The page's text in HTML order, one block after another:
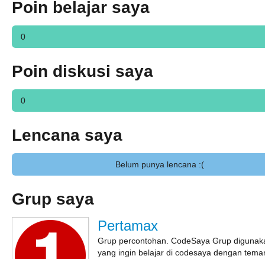
Poin belajar saya
0
Poin diskusi saya
0
Lencana saya
Belum punya lencana :(
Grup saya
Pertamax
Grup percontohan. CodeSaya Grup
yang ingin belajar di codesaya dengan